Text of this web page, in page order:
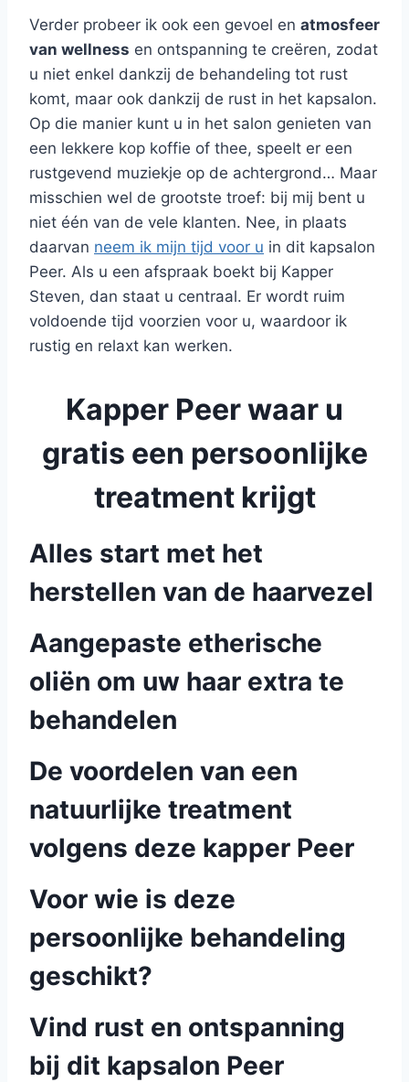
Verder probeer ik ook een gevoel en atmosfeer
van wellness en ontspanning te creëren, zodat
u niet enkel dankzij de behandeling tot rust
komt, maar ook dankzij de rust in het kapsalon.
Op die manier kunt u in het salon genieten van
een lekkere kop koffie of thee, speelt er een
rustgevend muziekje op de achtergrond… Maar
misschien wel de grootste troef: bij mij bent u
niet één van de vele klanten. Nee, in plaats
daarvan neem ik mijn tijd voor u in dit kapsalon
Peer. Als u een afspraak boekt bij Kapper
Steven, dan staat u centraal. Er wordt ruim
voldoende tijd voorzien voor u, waardoor ik
rustig en relaxt kan werken.
Kapper Peer waar u
gratis een persoonlijke
treatment krijgt
Alles start met het
herstellen van de haarvezel
Aangepaste etherische
oliën om uw haar extra te
behandelen
De voordelen van een
natuurlijke treatment
volgens deze kapper Peer
Voor wie is deze
persoonlijke behandeling
geschikt?
Vind rust en ontspanning
bij dit kapsalon Peer